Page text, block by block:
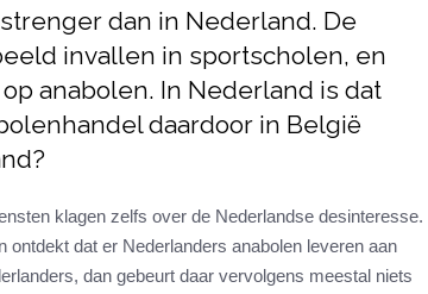
dan in Nederland. De
invallen in sportscholen, en
anabolen. In Nederland is dat
daardoor in België
klagen zelfs over de Nederlandse desinteresse.
ontdekt dat er Nederlanders anabolen leveren aan
dan gebeurt daar vervolgens meestal niets